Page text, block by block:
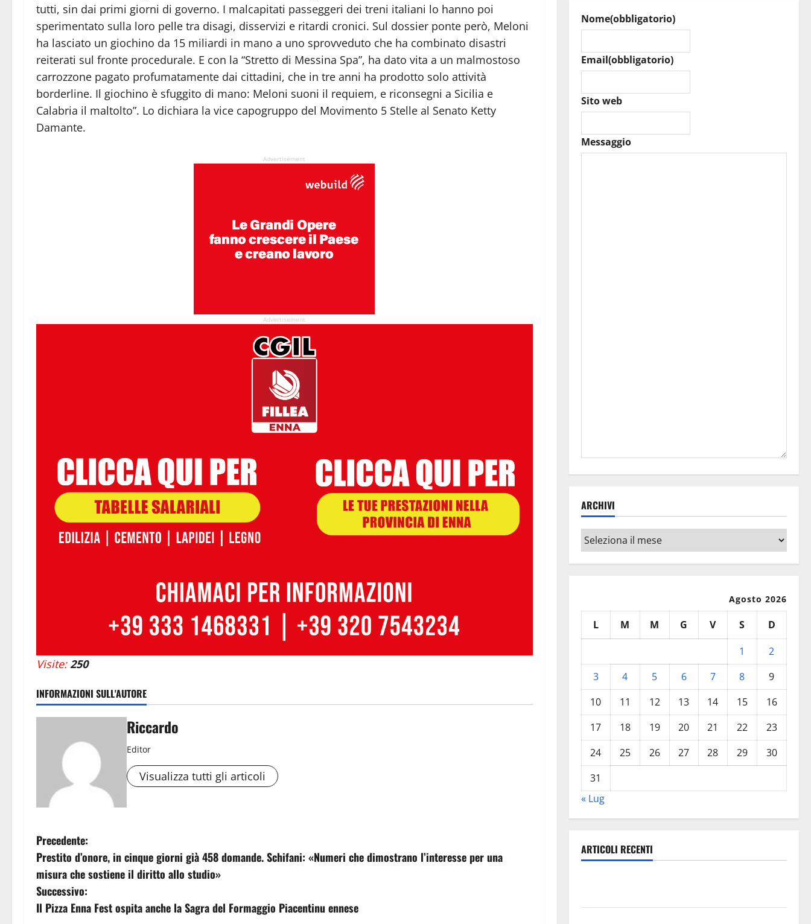
tutti, sin dai primi giorni di governo. I malcapitati passeggeri dei treni italiani lo hanno poi
sperimentato sulla loro pelle tra disagi, disservizi e ritardi cronici. Sul dossier ponte però, Meloni
ha lasciato un giochino da 15 miliardi in mano a uno sprovveduto che ha combinato disastri
reiterati sul fronte procedurale. E con la “Stretto di Messina Spa”, ha dato vita a un malmostoso
carrozzone pagato profumatamente dai cittadini, che in tre anni ha prodotto solo attività
borderline. Il giochino è sfuggito di mano: Meloni suoni il requiem, e riconsegni a Sicilia e
Calabria il maltolto”. Lo dichiara la vice capogruppo del Movimento 5 Stelle al Senato Ketty
Damante.
Advertisement
Advertisement
Visite: 250
INFORMAZIONI SULL'AUTORE
Riccardo
Editor
Visualizza tutti gli articoli
N
a
v
Precedente:
Prestito d’onore, in cinque giorni già 458 domande. Schifani: «Numeri che dimostrano l’interesse per una
misura che sostiene il diritto allo studio»
Successivo:
Il Pizza Enna Fest ospita anche la Sagra del Formaggio Piacentinu ennese
Nome(obbligatorio)
Email(obbligatorio)
Sito web
Messaggio
ARCHIVI
Archivi
Agosto 2026
L M M G V S
D
1
2
3
4 5 6 7 8
9
10
11 12 13 14 15
16
17
18 19 20 21 22
23
24
25 26 27 28 29
30
31
« Lug
ARTICOLI RECENTI